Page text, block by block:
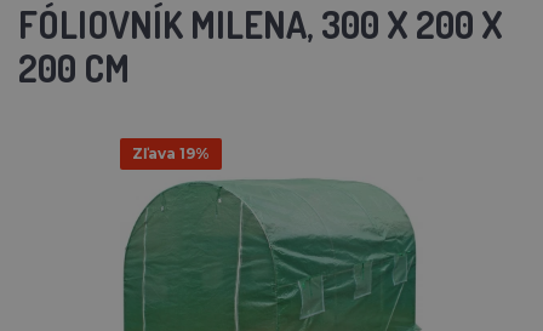
FÓLIOVNÍK MILENA, 300 X 200 X
200 CM
Zľava 19%